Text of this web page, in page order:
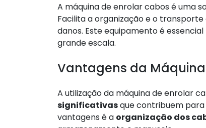
A máquina de enrolar cabos é uma
Facilita a organização e o
danos. Este equipamento é
grande escala.
Vantagens da
A utilização da máquina de enrolar
significativasque contribuem para
vantagens é a organização dos